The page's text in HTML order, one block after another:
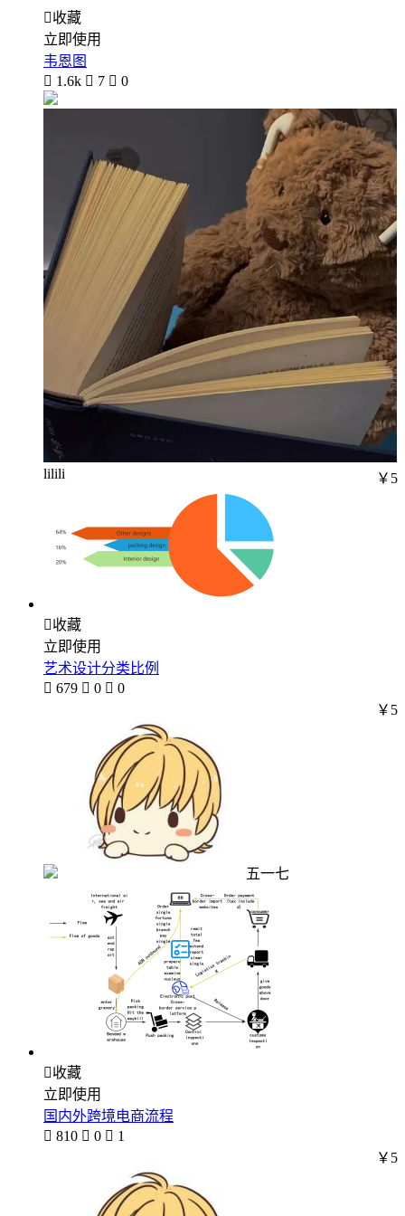
收藏
立即使用
韦恩图
 1.6k  7  0
lilili ￥5
收藏
立即使用
艺术设计分类比例
 679  0  0
五一七
￥5
收藏
立即使用
国内外跨境电商流程
 810  0  1
￥5